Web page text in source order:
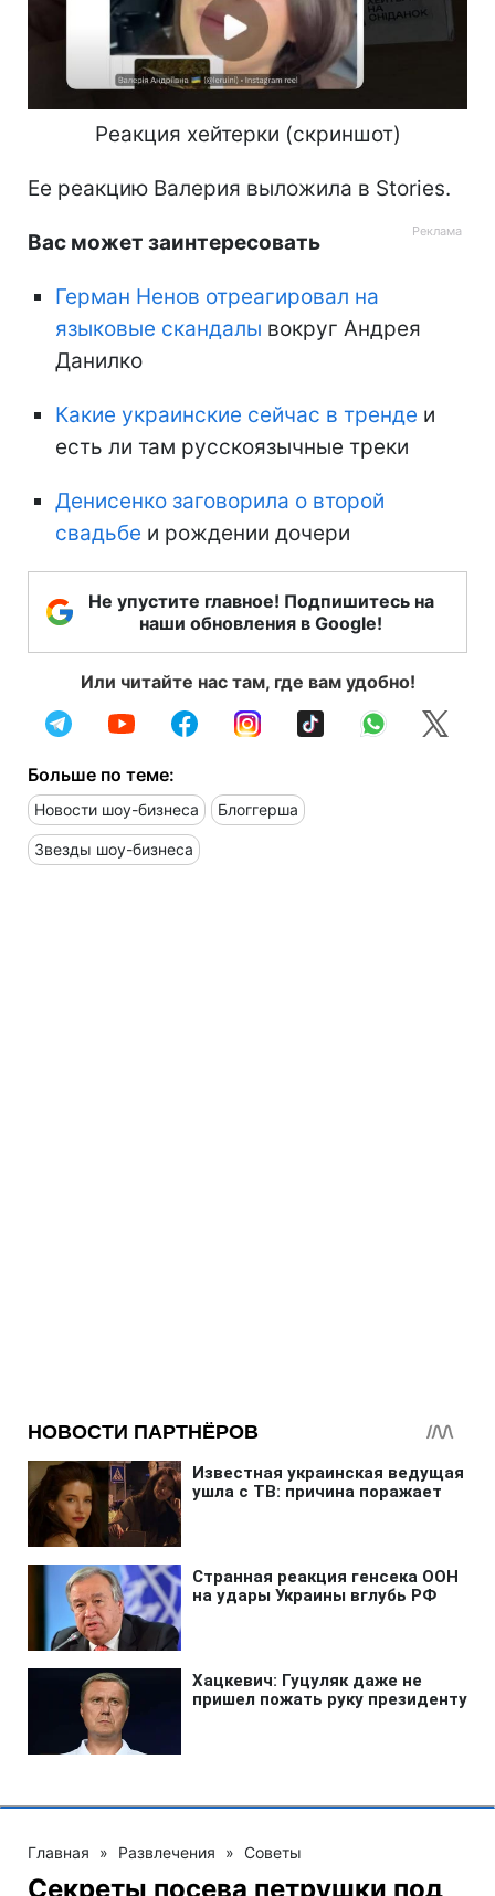
Реакция хейтерки (скриншот)
Ее реакцию Валерия выложила в Stories.
Вас может заинтересовать
Герман Ненов отреагировал на
языковые скандалы вокруг Андрея
Данилко
Какие украинские сейчас в тренде и
есть ли там русскоязычные треки
Денисенко заговорила о второй
свадьбе и рождении дочери
Не упустите главное! Подпишитесь на
наши обновления в Google!
Или читайте нас там, где вам удобно!
Больше по теме:
Новости шоу-бизнеса Блоггерша
Звезды шоу-бизнеса
Главная » Развлечения » Советы
Секреты посева петрушки под